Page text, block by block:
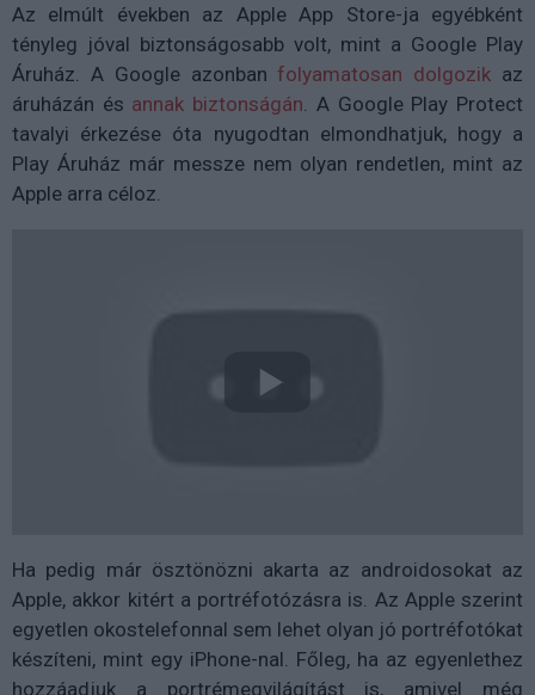
Az elmúlt években az Apple App Store-ja egyébként
tényleg jóval biztonságosabb volt, mint a Google Play
Áruház. A Google azonban folyamatosan dolgozik az
áruházán és annak biztonságán . A Google Play Protect
tavalyi érkezése óta nyugodtan elmondhatjuk, hogy a
Play Áruház már messze nem olyan rendetlen, mint az
Apple arra céloz.
Ha pedig már ösztönözni akarta az androidosokat az
Apple, akkor kitért a portréfotózásra is. Az Apple szerint
egyetlen okostelefonnal sem lehet olyan jó portréfotókat
készíteni, mint egy iPhone-nal. Főleg, ha az egyenlethez
hozzáadjuk a portrémegvilágítást is, amivel még